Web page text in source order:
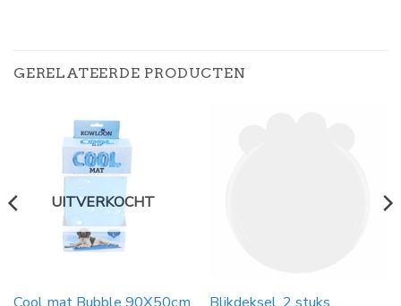
GERELATEERDE PRODUCTEN
UITVERKOCHT
Cool mat Bubble 90X50cm Blikdeksel, 2 stuks